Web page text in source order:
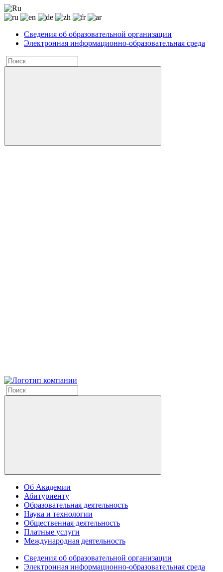
Сведения об образовательной организации
Электронная информационно-образовательная среда
Об Академии
Абитуриенту
Образовательная деятельность
Наука и технологии
Общественная деятельность
Платные услуги
Международная деятельность
Сведения об образовательной организации
Электронная информационно-образовательная среда